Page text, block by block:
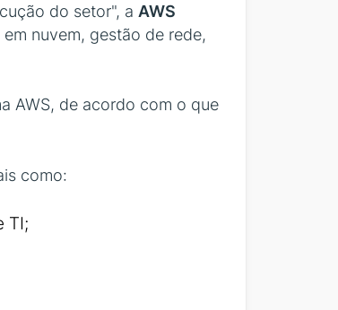
do setor", a AWS
nuvem, gestão de rede,
AWS, de acordo com o que
como:
TI;